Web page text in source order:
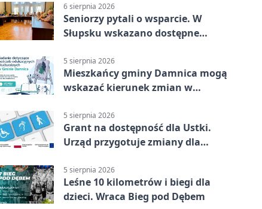
6 sierpnia 2026
Seniorzy pytali o wsparcie. W
Słupsku wskazano dostępne
5 sierpnia 2026
Mieszkańcy gminy Damnica mogą
wskazać kierunek zmian w
5 sierpnia 2026
Grant na dostępność dla Ustki.
Urząd przygotuje zmiany dla
5 sierpnia 2026
Leśne 10 kilometrów i biegi dla
dzieci. Wraca Bieg pod Dębem